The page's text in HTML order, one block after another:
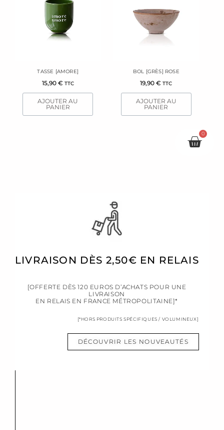
TASSE [AMORE]
15,90 € TTC
AJOUTER AU
PANIER
BOL [GRÈS] ROSE
19,90€ TTC
AJOUTER AU
PANIER
0
LIVRAISON DÈS 2,50€ EN RELAIS
[OFFERTE DÈS 120 EUROS D’ACHATS POUR UNE
LIVRAISON
EN RELAIS EN FRANCE MÉTROPOLITAINE]*
[*HORS PRODUITS SPÉCIFIQUES / VOLUMINEUX]
DÉCOUVRIR LES NOUVEAUTÉS